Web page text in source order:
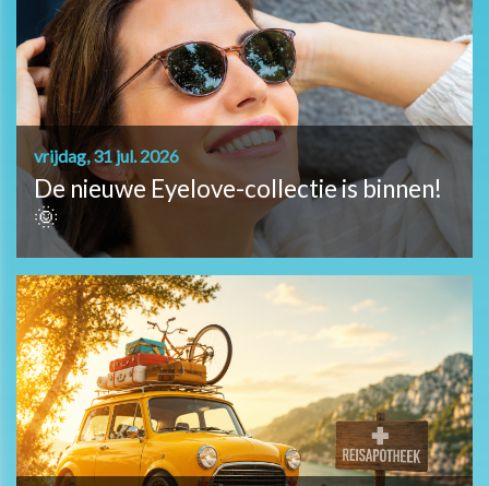
vrijdag, 31 jul. 2026
De nieuwe Eyelove-collectie is binnen!
🌞